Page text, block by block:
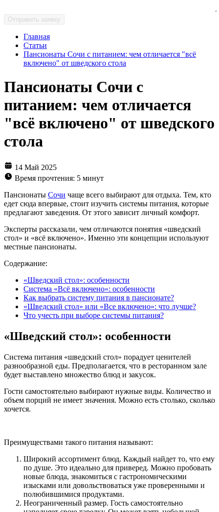
Отправить заявку
Главная
Статьи
Пансионаты Сочи с питанием: чем отличается "всё
включено" от шведского стола
Пансионаты Сочи с
питанием: чем отличается
"всё включено" от шведского
стола
14 Май 2025
Время прочтения: 5 минут
Пансионаты Сочи чаще всего выбирают для отдыха. Тем, кто
едет сюда впервые, стоит изучить системы питания, которые
предлагают заведения. От этого зависит личный комфорт.
Эксперты рассказали, чем отличаются понятия «шведский
стол» и «всё включено». Именно эти концепции используют
местные пансионаты.
Содержание:
«Шведский стол»: особенности
Система «Всё включено»: особенности
Как выбрать систему питания в пансионате?
«Шведский стол» или «Все включено»: что лучше?
Что учесть при выборе системы питания?
«Шведский стол»: особенности
Система питания «шведский стол» порадует ценителей
разнообразной еды. Предполагается, что в ресторанном зале
будет выставлено множество блюд и закусок.
Гости самостоятельно выбирают нужные виды. Количество и
объем порций не имеет значения. Можно есть столько, сколько
хочется.
Преимуществами такого питания называют:
Широкий ассортимент блюд. Каждый найдет то, что ему
по душе. Это идеально для приверед. Можно пробовать
новые блюда, знакомиться с гастрономическими
изысками или довольствоваться уже проверенными и
полюбившимися продуктами.
Неограниченный размер. Гость самостоятельно